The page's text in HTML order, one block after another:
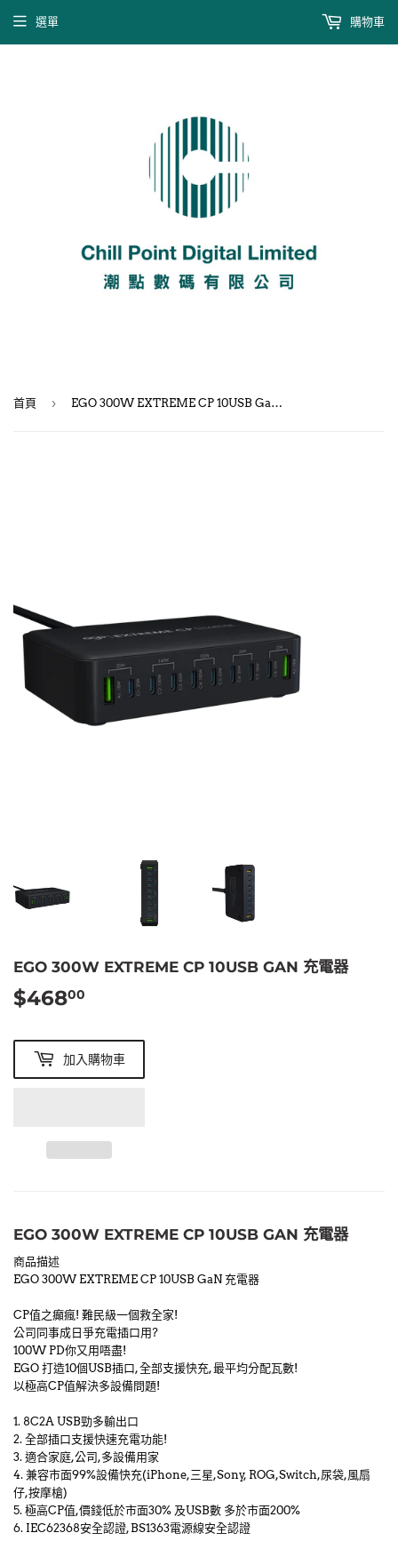
選單 購物車
首頁 › EGO 300W EXTREME CP 10USB GaN 充電器
EGO 300W EXTREME CP 10USB GAN 充電器
$46800
加入購物車
EGO 300W EXTREME CP 10USB GAN 充電器
商品描述
EGO 300W EXTREME CP 10USB GaN 充電器
CP值之癲瘋! 難民級一個救全家!
公司同事成日爭充電插口用?
100W PD你又用唔盡!
EGO 打造10個USB插口, 全部支援快充, 最平均分配瓦數!
以極高CP值解決多設備問題!
1. 8C2A USB勁多輸出口
2. 全部插口支援快速充電功能!
3. 適合家庭,公司,多設備用家
4. 兼容市面99%設備快充(iPhone,三星,Sony, ROG,Switch,尿袋,風扇
仔,按摩槍)
5. 極高CP值,價錢低於市面30% 及USB數 多於市面200%
6. IEC62368安全認證, BS1363電源線安全認證